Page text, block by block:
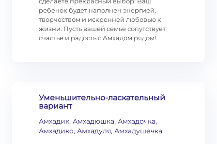
ребенок будет наполнен энергией,
творчеством и искренней любовью к
жизни. Пусть вашей семье сопутствует
счастье и радость с Амхадом рядом!
Уменьшительно-ласкательный
вариант
Амхадик, Амхадюшка, Амхадочка,
Амхадико, Амхадуля, Амхадушечка